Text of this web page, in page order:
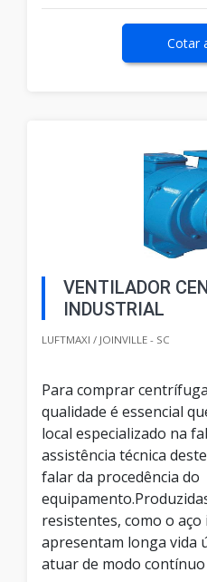
Cotar
VENTILADOR
INDUSTRIAL
LUFTMAXI / JOINVILLE - SC
Para comprar
qualidade é essencial
local especializado na
assistência técnica
falar da procedência do
resistentes, como o
apresentam longa vida
atuar de modo contínuo